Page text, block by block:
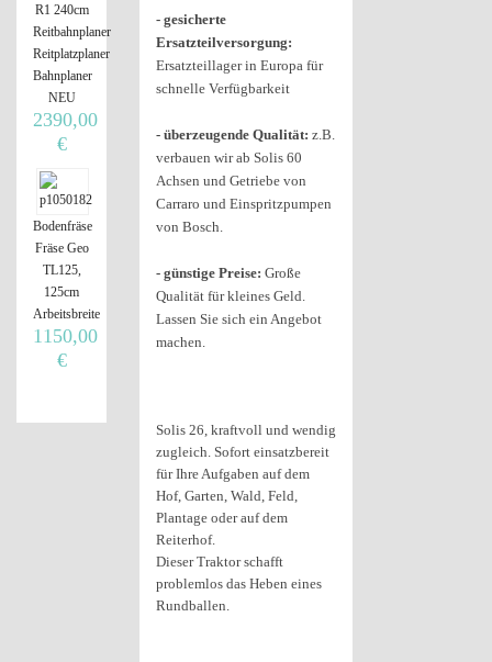
- gesicherte
Ersatzteilversorgung:
Ersatzteillager in Europa für
schnelle Verfügbarkeit
- überzeugende Qualität: z.B.
verbauen wir ab Solis 60
Achsen und Getriebe von
Carraro und Einspritzpumpen
von Bosch.
- günstige Preise: Große
Qualität für kleines Geld.
Lassen Sie sich ein Angebot
machen.
Solis 26, kraftvoll und wendig
zugleich. Sofort einsatzbereit
für Ihre Aufgaben auf dem
Hof, Garten, Wald, Feld,
Plantage oder auf dem
Reiterhof.
Dieser Traktor schafft
problemlos das Heben eines
Rundballen.
R1 240cm
Reitbahnplaner
Reitplatzplaner
Bahnplaner
NEU
2390,00
€
Bodenfräse
Fräse Geo
TL125,
125cm
Arbeitsbreite
1150,00
€